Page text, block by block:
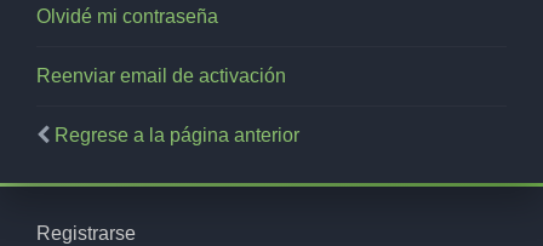
Olvidé mi contraseña
Reenviar email de activación
Regrese a la página anterior
Registrarse